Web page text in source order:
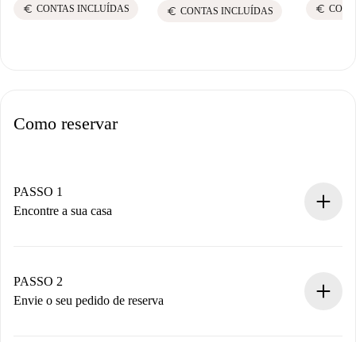
euro CONTAS INCLUÍDAS euro CONTAS INCLUÍDAS euro
Como reservar
PASSO 1
Encontre a sua casa
Você tem todas as informações necessárias
antecipadamente.
PASSO 2
Envie o seu pedido de reserva